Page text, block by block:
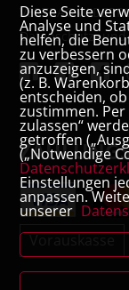
VERTRAG
Datenschutz-
Diese Seite
Analyse und
helfen, die
zu verbessern
anzuzeigen,
(z. B.
entscheiden,
zustimmen. Per
zulassen“
getroffen
(„Notwendige
Einstellungen
anpassen.
unserer